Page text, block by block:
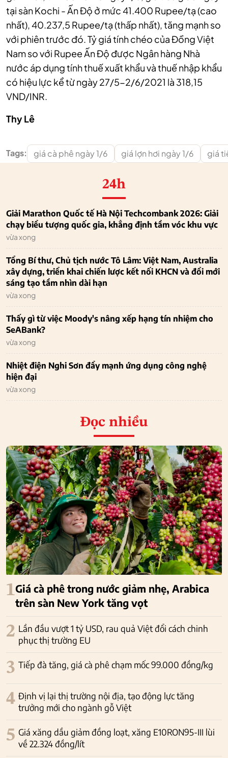
tại sàn Kochi - Ấn Độ ở mức 41.400 Rupee/tạ (cao
nhất), 40.237,5 Rupee/tạ (thấp nhất), tăng mạnh so
với phiên trước đó.Tỷ giá tính chéo của Đồng Việt
Nam so với Rupee Ấn Độ được Ngân hàng Nhà
nước áp dụng tính thuế xuất khẩu và thuế nhập khẩu
có hiệu lực kể từ ngày 27/5-2/6/2021 là 318,15
VND/INR.
ThyLê
Tags: giá cà phê ngày 1/6 giá lợn hơi ngày 1/6 giá
24h
Giải Marathon Quốc tế Hà Nội Techcombank 2026: Giải
chạy biểu tượng quốc gia, khẳng định tầm vóc khu vực
vừa xong
Tổng Bí thư, Chủ tịch nước Tô Lâm: Việt Nam, Australia
xây dựng, triển khai chiến lược kết nối KHCN và đổi mới
sáng tạo tầm nhìn dài hạn
vừa xong
Thấy gì từ việc Moody's nâng xếp hạng tín nhiệm cho
SeABank?
vừa xong
Nhiệt điện Nghi Sơn đẩy mạnh ứng dụng công nghệ
hiện đại
vừa xong
Đọc nhiều
1Giá cà phê trong nước giảm nhẹ, Arabica
trên sàn New York tăng vọt
2 Lần đầu vượt 1 tỷ USD, rau quả Việt đổi cách chinh
phục thị trường EU
3 Tiếp đà tăng, giá cà phê chạm mốc 99.000 đồng/kg
4 Định vị lại thị trường nội địa, tạo động lực tăng
trưởng mới cho ngành gỗ Việt
5 Giá xăng dầu giảm đồng loạt, xăng E10RON95-III lùi
về 22.324 đồng/lít